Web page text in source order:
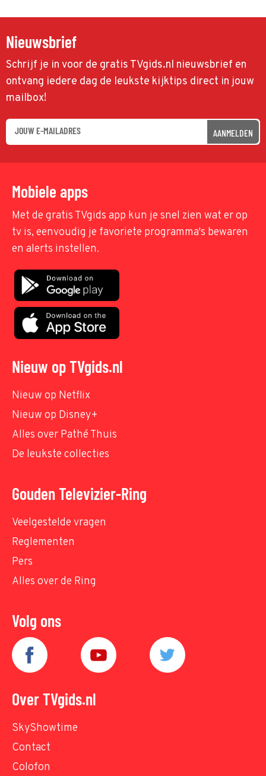
Nieuwsbrief
Schrijf je in voor de gratis TVgids.nl nieuwsbrief en
ontvang iedere dag de leukste kijktips direct in jouw
mailbox!
AANMELDEN
Mobiele apps
Met de gratis TVgids app kun je snel zien wat er op
tv is, eenvoudig je favoriete programma's bewaren
en alerts instellen.
Nieuw op TVgids.nl
Nieuw op Netflix
Nieuw op Disney+
Alles over Pathé Thuis
De leukste collecties
Gouden Televizier-Ring
Veelgestelde vragen
Reglementen
Pers
Alles over de Ring
Volg ons
Over TVgids.nl
SkyShowtime
Contact
Colofon